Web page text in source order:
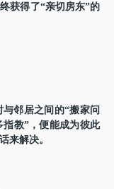
获得了“亲切房东”的
邻居之间的“搬家问
教”，便能成为彼此
来解决。